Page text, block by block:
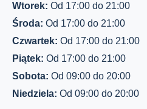
Wtorek: Od 17:00 do 21:00
Środa: Od 17:00 do 21:00
Czwartek: Od 17:00 do 21:00
Piątek: Od 17:00 do 21:00
Sobota: Od 09:00 do 20:00
Niedziela: Od 09:00 do 20:00